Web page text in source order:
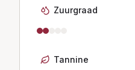
Zuurgraad
Tannine